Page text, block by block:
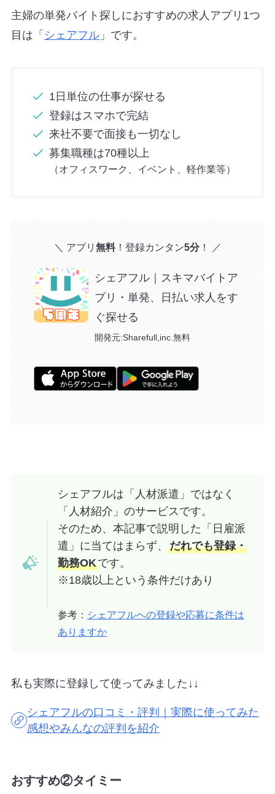
主婦の単発バイト探しにおすすめの求人アプリ1つ
目は「 シェアフル」です。
1日単位の仕事が探せる
登録はスマホで完結
来社不要で面接も一切なし
募集職種は70種以上
（オフィスワーク、イベント、軽作業等）
＼ アプリ 無料！登録カンタン5分！ ／
シェアフル｜スキマバイトア
プリ・単発、日払い求人をす
ぐ探せる
開発元:Sharefull,inc.無料
シェアフルは「人材派遣」ではなく
「人材紹介」のサービスです。
そのため、本記事で説明した「日雇派
遣」に当てはまらず、だれでも登録・
勤務OKです。
※18歳以上という条件だけあり
参考： シェアフルへの登録や応募に条件は
ありますか
私も実際に登録して使ってみました↓↓
シェアフルの口コミ・評判｜実際に使ってみた
感想やみんなの評判を紹介
おすすめ②タイミー